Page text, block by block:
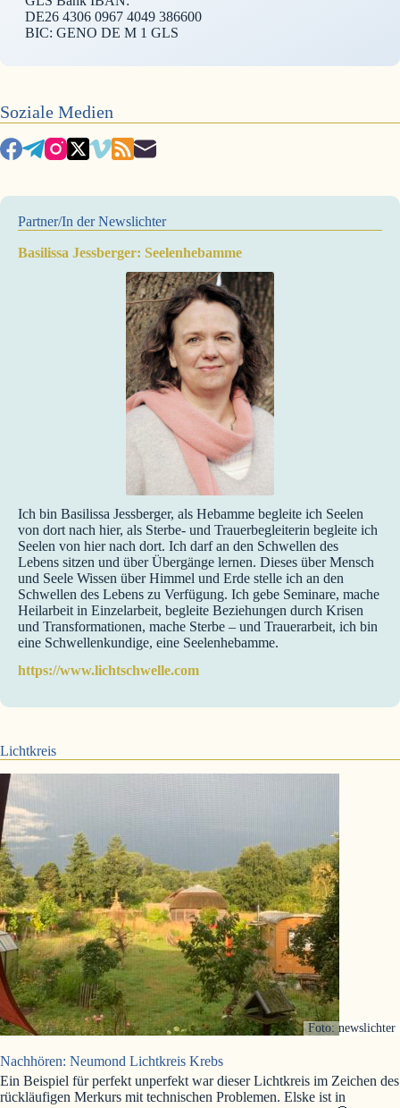
DE26 4306 0967 4049 386600
BIC: GENO DE M 1 GLS
Soziale Medien
Partner/In der Newslichter
Basilissa Jessberger: Seelenhebamme
Ich bin Basilissa Jessberger, als Hebamme begleite ich Seelen
von dort nach hier, als Sterbe- und Trauerbegleiterin begleite ich
Seelen von hier nach dort. Ich darf an den Schwellen des
Lebens sitzen und über Übergänge lernen. Dieses über Mensch
und Seele Wissen über Himmel und Erde stelle ich an den
Schwellen des Lebens zu Verfügung. Ich gebe Seminare, mache
Heilarbeit in Einzelarbeit, begleite Beziehungen durch Krisen
und Transformationen, mache Sterbe – und Trauerarbeit, ich bin
eine Schwellenkundige, eine Seelenhebamme.
https://www.lichtschwelle.com
Lichtkreis
Foto: newslichter
Nachhören: Neumond Lichtkreis Krebs
Ein Beispiel für perfekt unperfekt war dieser Lichtkreis im Zeichen des
rückläufigen Merkurs mit technischen Problemen. Elske ist in